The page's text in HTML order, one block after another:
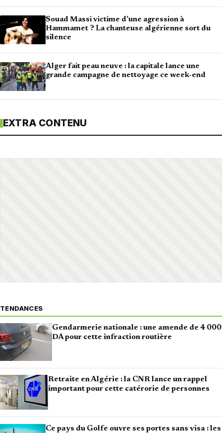
Souad Massi victime d’une agression à
Hammamet ? La chanteuse algérienne sort du
silence
Alger fait peau neuve : la capitale lance une
grande campagne de nettoyage ce week-end
EXTRA CONTENU
TENDANCES
Gendarmerie nationale : une amende de 4 000
DA pour cette infraction routière
Retraite en Algérie : la CNR lance un rappel
important pour cette catérorie de personnes
Ce pays du Golfe ouvre ses portes sans visa : les